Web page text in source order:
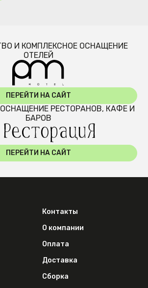
И КОМПЛЕКСНОЕ ОСНАЩЕНИЕ
ОТЕЛЕЙ
ПЕРЕЙТИ НА САЙТ
РЕСТОРАНОВ, КАФЕ И
БАРОВ
ПЕРЕЙТИ НА САЙТ
Контакты
О компании
Оплата
Доставка
Сборка